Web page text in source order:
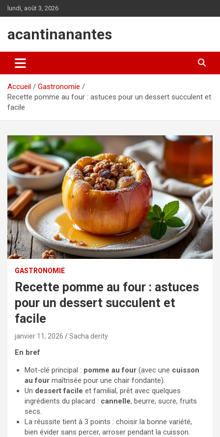
Aller
au
lundi, août 3, 2026
acantinanantes
Accueil
Gastronomie
Recette pomme au four : astuces pour un dessert succulent et
facile
GASTRONOMIE
Recette pomme au four : astuces
pour un dessert succulent et
facile
janvier 11, 2026 Sacha derity
En bref
Mot-clé principal : pomme au four (avec une cuisson
au four maîtrisée pour une chair fondante).
Un dessert facile et familial, prêt avec quelques
ingrédients du placard : cannelle, beurre, sucre, fruits
secs.
La réussite tient à 3 points : choisir la bonne variété,
bien évider sans percer, arroser pendant la cuisson.